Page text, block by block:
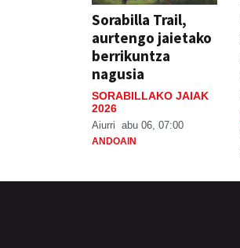
Sorabilla Trail,
aurtengo jaietako
berrikuntza
nagusia
SORABILLAKO JAIAK
2026
Aiurri abu 06, 07:00
ANDOAIN